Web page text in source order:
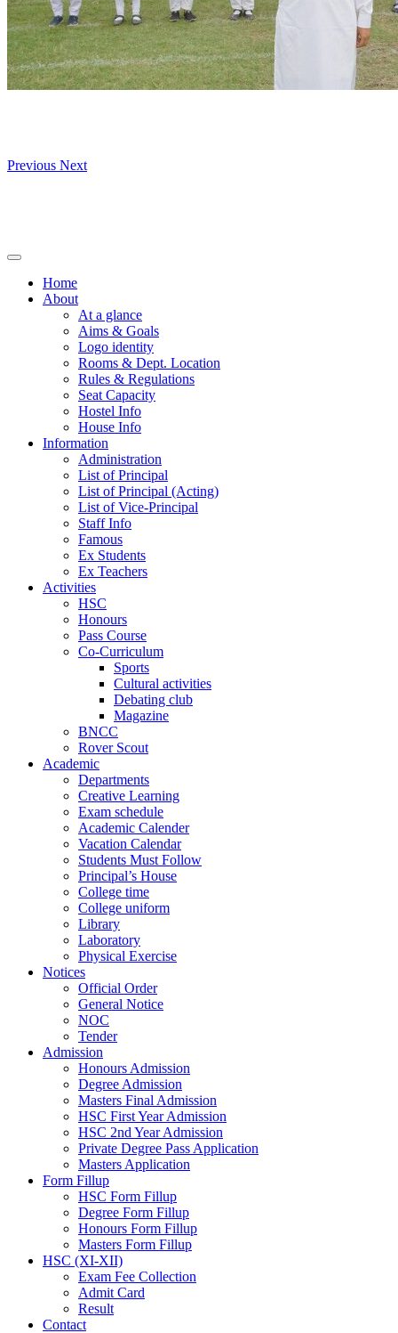
Previous Next
Home
About
At a glance
Aims & Goals
Logo identity
Rooms & Dept. Location
Rules & Regulations
Seat Capacity
Hostel Info
House Info
Information
Administration
List of Principal
List of Principal (Acting)
List of Vice-Principal
Staff Info
Famous
Ex Students
Ex Teachers
Activities
HSC
Honours
Pass Course
Co-Curriculum
Sports
Cultural activities
Debating club
Magazine
BNCC
Rover Scout
Academic
Departments
Creative Learning
Exam schedule
Academic Calender
Vacation Calendar
Students Must Follow
Principal’s House
College time
College uniform
Library
Laboratory
Physical Exercise
Notices
Official Order
General Notice
NOC
Tender
Admission
Honours Admission
Degree Admission
Masters Final Admission
HSC First Year Admission
HSC 2nd Year Admission
Private Degree Pass Application
Masters Application
Form Fillup
HSC Form Fillup
Degree Form Fillup
Honours Form Fillup
Masters Form Fillup
HSC (XI-XII)
Exam Fee Collection
Admit Card
Result
Contact